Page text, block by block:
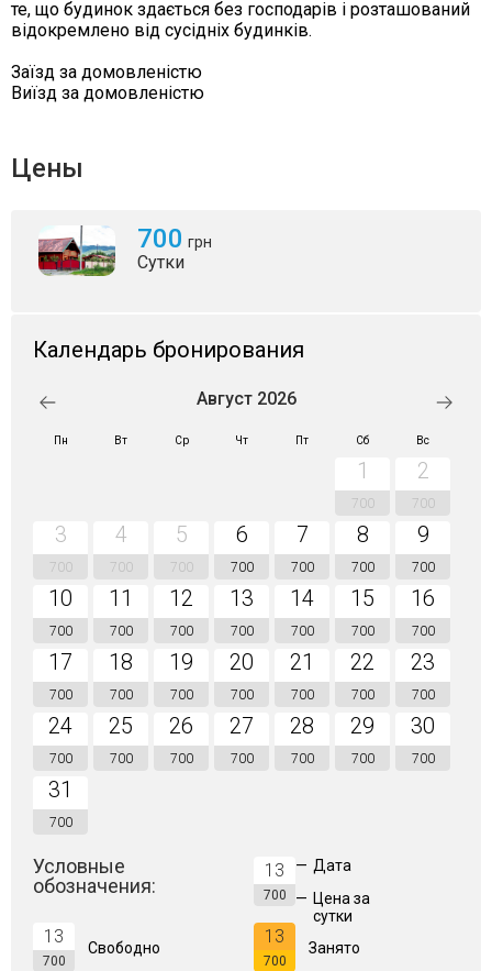
те, що будинок здається без господарів і розташований
відокремлено від сусідніх будинків.
Заїзд за домовленістю
Виїзд за домовленістю
Цены
700 грн
Сутки
Календарь бронирования
Август 2026
Пн Вт Ср Чт Пт Сб Вс
1
700
2
700
3
700
4
700
5
700
6
700
7
700
8
700
9
700
10
700
11
700
12
700
13
700
14
700
15
700
16
700
17
700
18
700
19
700
20
700
21
700
22
700
23
700
24
700
25
700
26
700
27
700
28
700
29
700
30
700
31
700
Условные
обозначения:
13
700
— Дата
— Цена за
сутки
13
700
Свободно
13
700
Занято